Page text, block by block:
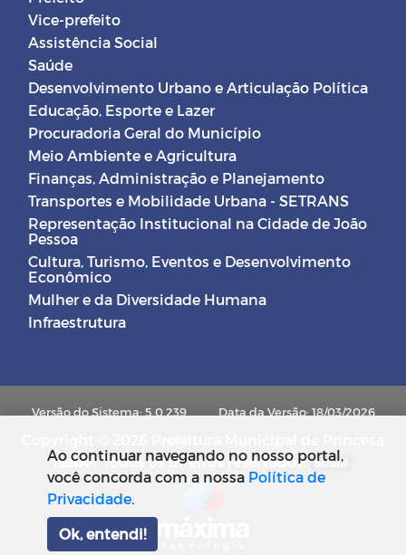
Vice-prefeito
Assistência Social
Saúde
Desenvolvimento Urbano e Articulação Política
Educação, Esporte e Lazer
Procuradoria Geral do Município
Meio Ambiente e Agricultura
Finanças, Administração e Planejamento
Transportes e Mobilidade Urbana - SETRANS
Representação Institucional na Cidade de João
Pessoa
Cultura, Turismo, Eventos e Desenvolvimento
Econômico
Mulher e da Diversidade Humana
Infraestrutura
Versão do Sistema: 5.0.239 Data da Versão: 18/03/2026
Isabel. Todos os direitos reservados. SUBIR
Ao continuar navegando no nosso portal,
você concorda com a nossa Política de
Privacidade.
Ok, entendi!